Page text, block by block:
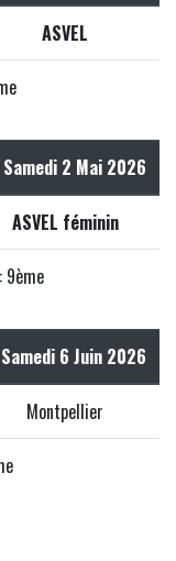
ASVEL
Samedi 2 Mai 2026
ASVEL féminin
9ème
Samedi 6 Juin 2026
Montpellier